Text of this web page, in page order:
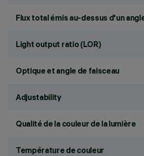
Flux total émis au-dessus d'un
Light output ratio (LOR)
Optique et angle de faisceau
Adjustability
Qualité de la couleur de la lumière
Température de couleur